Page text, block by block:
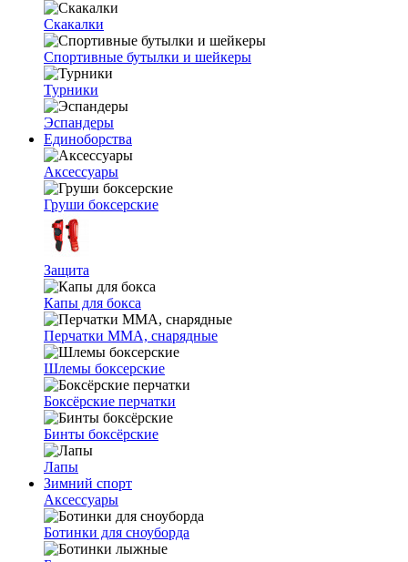
Скакалки
Спортивные бутылки и шейкеры
Турники
Эспандеры
Единоборства
Аксессуары
Груши боксерские
Защита
Капы для бокса
Перчатки ММА, снарядные
Шлемы боксерские
Боксёрские перчатки
Бинты боксёрские
Лапы
Зимний спорт
Аксессуары
Ботинки для сноуборда